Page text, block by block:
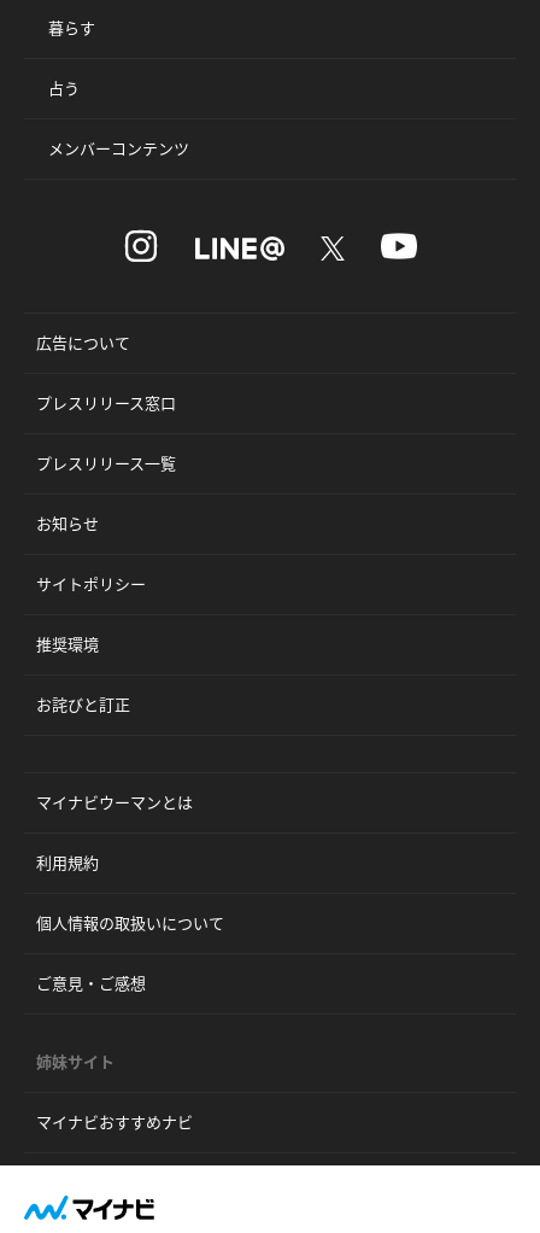
暮らす
占う
メンバーコンテンツ
広告について
プレスリリース窓口
プレスリリース一覧
お知らせ
サイトポリシー
推奨環境
お詫びと訂正
マイナビウーマンとは
利用規約
個人情報の取扱いについて
ご意見・ご感想
姉妹サイト
マイナビおすすめナビ